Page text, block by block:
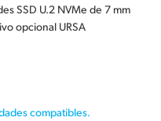
SSD U.2 NVMe de 7 mm
opcional URSA
compatibles.